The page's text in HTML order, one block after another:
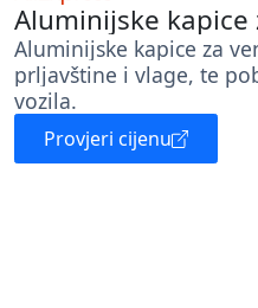
Aluminijske kapice
Aluminijske kapice za
prljavštine i vlage, te
vozila.
Provjeri cijenu